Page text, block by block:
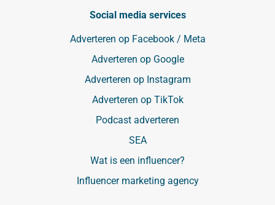
Social media services
Adverteren op Facebook / Meta
Adverteren op Google
Adverteren op Instagram
Adverteren op TikTok
Podcast adverteren
SEA
Wat is een influencer?
Influencer marketing agency